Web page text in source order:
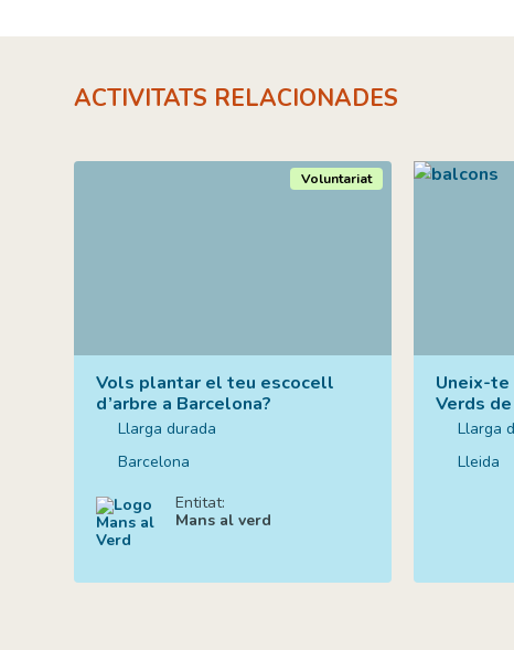
ACTIVITATS RELACIONADES
Vols plantar el teu escocell
d’arbre a Barcelona?
Llarga durada
Barcelona
Voluntariat
Entitat:
Mans al verd
Uneix-te
Verds
Llarga
Lleida